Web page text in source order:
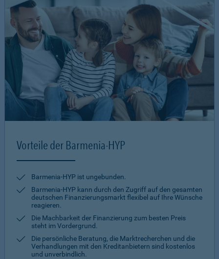
Vorteile der Barmenia-HYP
Barmenia-HYP ist ungebunden.
Barmenia-HYP kann durch den Zugriff auf den gesamten
deutschen Finanzierungsmarkt flexibel auf Ihre Wünsche
reagieren.
Die Machbarkeit der Finanzierung zum besten Preis
steht im Vordergrund.
Die persönliche Beratung, die Marktrecherchen und die
Verhandlungen mit den Kreditanbietern sind kostenlos
und unverbindlich.